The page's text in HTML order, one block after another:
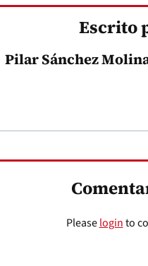
Escrito
Pilar Sánchez
Pleaseloginto